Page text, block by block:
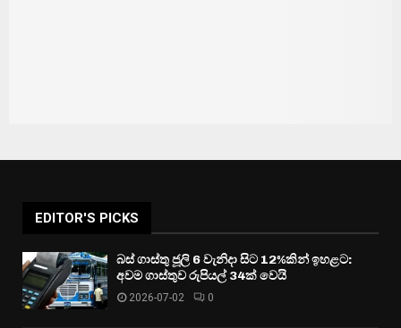
EDITOR'S PICKS
බස් ගාස්තු ජූලි 6 වැනිදා සිට 12%කින් ඉහළට:
අවම ගාස්තුව රුපියල් 34ක් වෙයි
2026-07-02 0